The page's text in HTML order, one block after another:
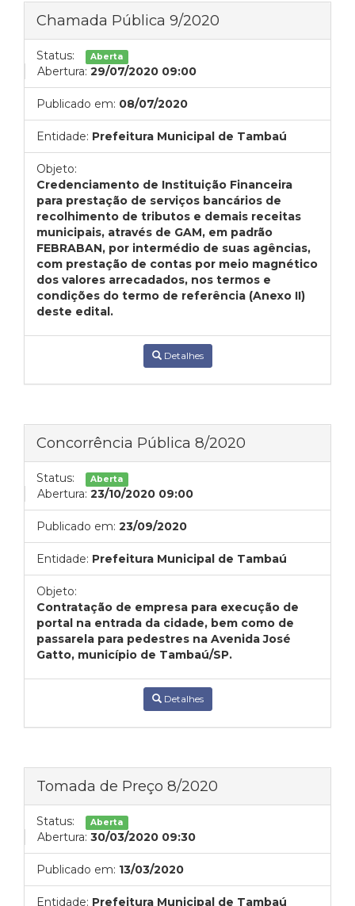
Chamada Pública 9/2020
Status: Aberta
Abertura: 29/07/2020 09:00
Publicado em: 08/07/2020
Entidade: Prefeitura Municipal de Tambaú
Objeto:
Credenciamento de Instituição Financeira
para prestação de serviços bancários de
recolhimento de tributos e demais receitas
municipais, através de GAM, em padrão
FEBRABAN, por intermédio de suas agências,
com prestação de contas por meio magnético
dos valores arrecadados, nos termos e
condições do termo de referência (Anexo II)
deste edital.
Detalhes
Concorrência Pública 8/2020
Status: Aberta
Abertura: 23/10/2020 09:00
Publicado em: 23/09/2020
Entidade: Prefeitura Municipal de Tambaú
Objeto:
Contratação de empresa para execução de
portal na entrada da cidade, bem como de
passarela para pedestres na Avenida José
Gatto, município de Tambaú/SP.
Detalhes
Tomada de Preço 8/2020
Status: Aberta
Abertura: 30/03/2020 09:30
Publicado em: 13/03/2020
Entidade: Prefeitura Municipal de Tambaú